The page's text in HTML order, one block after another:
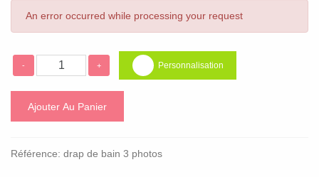
An error occurred while processing your request
- + Personnalisation
Ajouter Au Panier
Référence: drap de bain 3 photos